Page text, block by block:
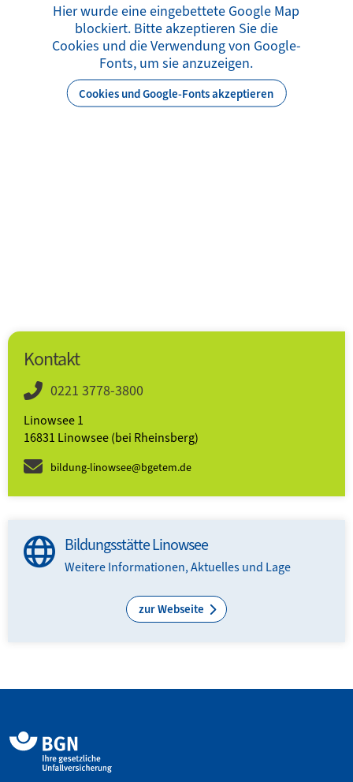
Hier wurde eine eingebettete Google Map
blockiert. Bitte akzeptieren Sie die
Cookies und die Verwendung von Google-
Fonts, um sie anzuzeigen.
Cookies und Google-Fonts akzeptieren
Kontakt
0221 3778-3800
Linowsee 1
16831 Linowsee (bei Rheinsberg)
bildung-linowsee@bgetem.de
Bildungsstätte Linowsee
Weitere Informationen, Aktuelles und Lage
zur Webseite